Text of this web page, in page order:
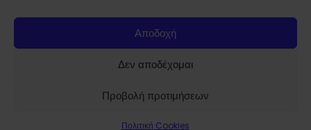
Αποδοχή
Δεν αποδέχομαι
Προβολή προτιμήσεων
Πολιτική Cookies
Ποιοί Είμαστε
Εταιρικό προφίλ
Επικοινωνία